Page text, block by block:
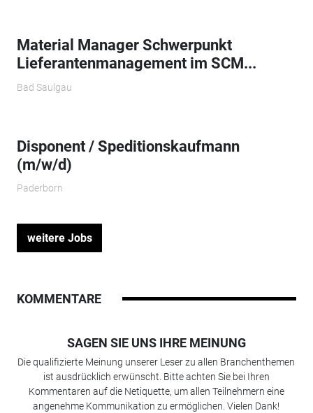
Material Manager Schwerpunkt
Lieferantenmanagement im SCM...
Bad Saulgau
Disponent / Speditionskaufmann
(m/w/d)
Paderborn
weitere Jobs
KOMMENTARE
SAGEN SIE UNS IHRE MEINUNG
Die qualifizierte Meinung unserer Leser zu allen Branchenthemen
ist ausdrücklich erwünscht. Bitte achten Sie bei Ihren
Kommentaren auf die Netiquette, um allen Teilnehmern eine
angenehme Kommunikation zu ermöglichen. Vielen Dank!